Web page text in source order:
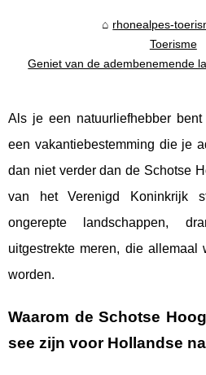
rhonealpes-
Toerisme
Geniet van de adembenemende
Als je een natuurliefhebber
een vakantiebestemming die je
dan niet verder dan de Schotse
van het Verenigd Koninkrijk
ongerepte landschappen,
uitgestrekte meren, die allemaal
worden.
Waarom de Schotse
see zijn voor Hollandse